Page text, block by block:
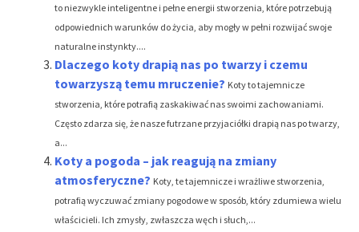
to niezwykle inteligentne i pełne energii stworzenia, które potrzebują
odpowiednich warunków do życia, aby mogły w pełni rozwijać swoje
naturalne instynkty....
Dlaczego koty drapią nas po twarzy i czemu
towarzyszą temu mruczenie? Koty to tajemnicze
stworzenia, które potrafią zaskakiwać nas swoimi zachowaniami.
Często zdarza się, że nasze futrzane przyjaciółki drapią nas po twarzy,
a...
Koty a pogoda – jak reagują na zmiany
atmosferyczne? Koty, te tajemnicze i wrażliwe stworzenia,
potrafią wyczuwać zmiany pogodowe w sposób, który zdumiewa wielu
właścicieli. Ich zmysły, zwłaszcza węch i słuch,...